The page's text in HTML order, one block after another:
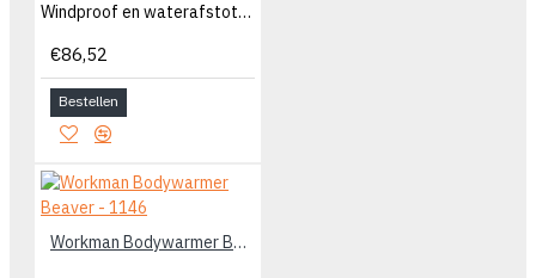
Windproof en waterafstotend
€86,52
Bestellen
Workman Bodywarmer Beaver - 1146